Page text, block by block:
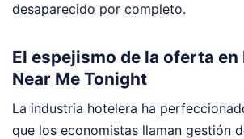
desaparecido por completo.
El espejismo de la oferta en
Near Me Tonight
La industria hotelera ha
que los economistas llaman gestión